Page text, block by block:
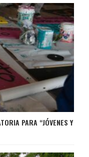
PARA “JÓVENES Y